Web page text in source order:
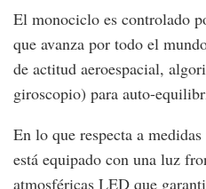
El monociclo es controlado
que avanza por todo el
de actitud aeroespacial,
giroscopio) para auto-
En lo que respecta a
está equipado con una luz
atmosféricas LED que